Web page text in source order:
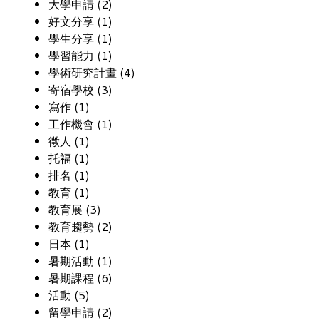
大學申請 (2)
好文分享 (1)
學生分享 (1)
學習能力 (1)
學術研究計畫 (4)
寄宿學校 (3)
寫作 (1)
工作機會 (1)
徵人 (1)
托福 (1)
排名 (1)
教育 (1)
教育展 (3)
教育趨勢 (2)
日本 (1)
暑期活動 (1)
暑期課程 (6)
活動 (5)
留學申請 (2)